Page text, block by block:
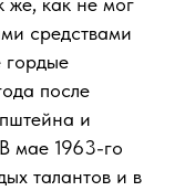
средствами
гордые
после
и
мае 1963-го
талантов и в